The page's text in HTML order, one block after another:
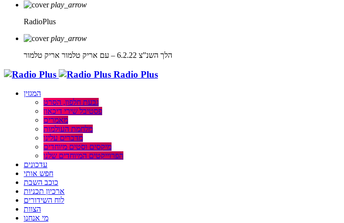
play_arrow
RadioPlus
play_arrow
הלך השנ”צ 6.2.22 – עם אריק טלמור
אריק טלמור
Radio Plus
המגזין
גבעת חלפון, הסרט
פסטיבל שירי דיכאון
מאמרים
מלחמת העולמות
מדברים עלינו
מיקסים וסטים מיוחדים
הפרוייקטים המיוחדים שלנו
עדכונים
חפש אותי
כוכב השבת
ארכיון תכניות
לוח השידורים
הצוות
מי אנחנו